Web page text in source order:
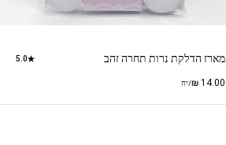
מארז הדלקת נרות תחרה זהב 5.0
₪14.00 /יח